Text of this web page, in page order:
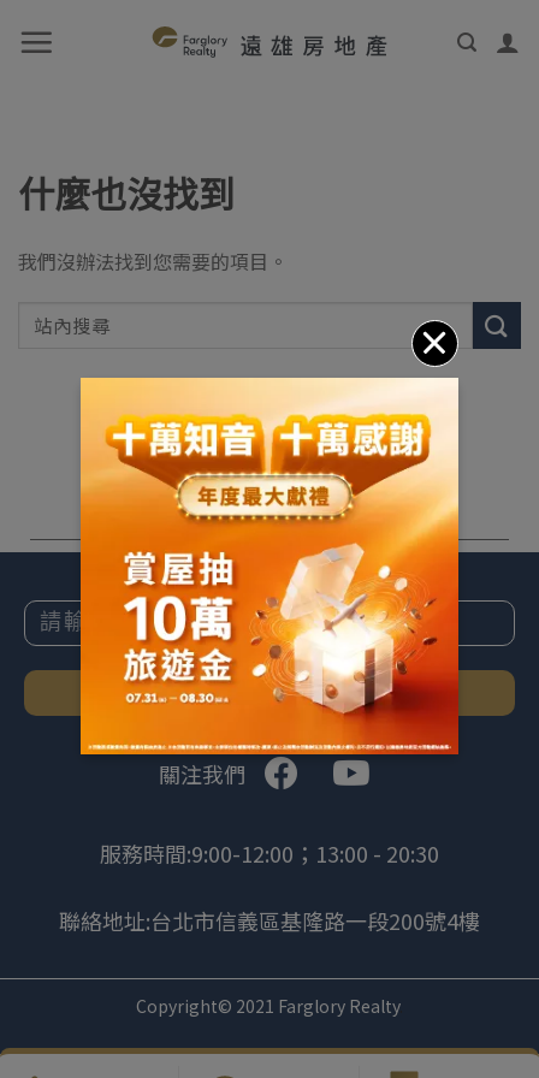
什麼也沒找到
我們沒辦法找到您需要的項目。
展開
關注我們
訂閱
服務時間:9:00-12:00；13:00 - 20:30
聯絡地址:台北市信義區基隆路一段200號4樓
Copyright© 2021 Farglory Realty.